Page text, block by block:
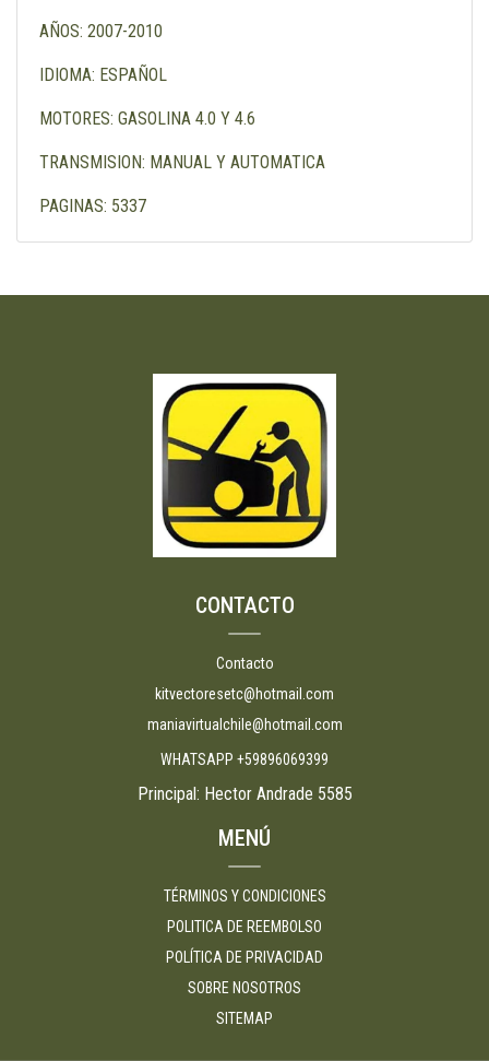
AÑOS: 2007-2010
IDIOMA: ESPAÑOL
MOTORES: GASOLINA 4.0 Y 4.6
TRANSMISION: MANUAL Y AUTOMATICA
PAGINAS: 5337
CONTACTO
Contacto
kitvectoresetc@hotmail.com
maniavirtualchile@hotmail.com
WHATSAPP +59896069399
Principal: Hector Andrade 5585
MENÚ
TÉRMINOS Y CONDICIONES
POLITICA DE REEMBOLSO
POLÍTICA DE PRIVACIDAD
SOBRE NOSOTROS
SITEMAP